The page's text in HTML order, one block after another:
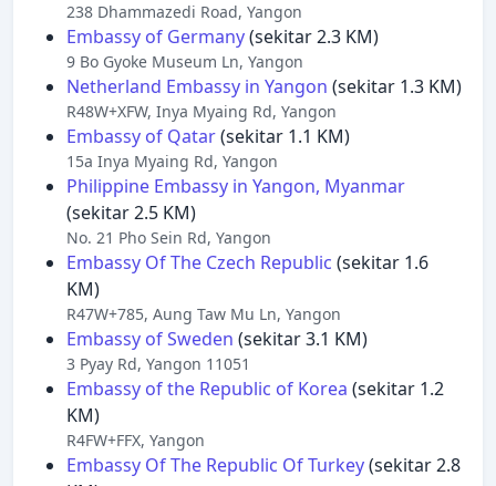
238 Dhammazedi Road, Yangon
Embassy of Germany(sekitar 2.3 KM)
9 Bo Gyoke Museum Ln, Yangon
Netherland Embassy in Yangon (sekitar 1.3 KM)
R48W+XFW, Inya Myaing Rd, Yangon
Embassy of Qatar(sekitar 1.1 KM)
15a Inya Myaing Rd, Yangon
Philippine Embassy in Yangon, Myanmar
(sekitar 2.5 KM)
No. 21 Pho Sein Rd, Yangon
Embassy Of The Czech Republic (sekitar 1.6
KM)
R47W+785, Aung Taw Mu Ln, Yangon
Embassy of Sweden (sekitar 3.1 KM)
3 Pyay Rd, Yangon 11051
Embassy of the Republic of Korea (sekitar 1.2
KM)
R4FW+FFX, Yangon
Embassy Of The Republic Of Turkey(sekitar 2.8